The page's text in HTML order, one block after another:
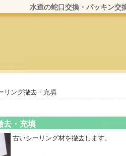
水道の蛇口交換・パッキン交
ング撤去・充填
去・充填
古いシーリング材を撤去します。